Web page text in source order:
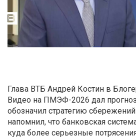
Глава ВТБ Андрей Костин в
Видео на ПМЭФ-2026 дал
обозначил стратегию
напомнил, что банковская
куда более серьезные